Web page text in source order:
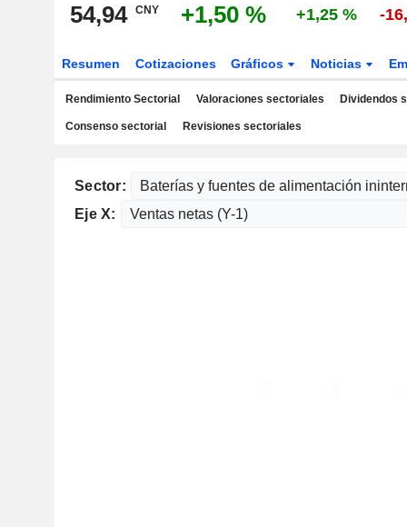
54,94 CNY +1,50 % +1,25 % -
Resumen Cotizaciones Gráficos Noticias
Rendimiento Sectorial Valoraciones sectoriales Dividendos
Consenso sectorial Revisiones sectoriales
Sector:
Eje X: